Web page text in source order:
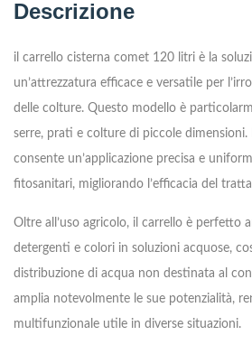
Descrizione
il carrello cisterna comet 120 litri è la
un’attrezzatura efficace e versatile per
delle colture. Questo modello è
serre, prati e colture di piccole dimensioni.
consente un’applicazione precisa e
fitosanitari, migliorando l’efficacia del
Oltre all’uso agricolo, il carrello è perfetto
detergenti e colori in soluzioni acquose,
distribuzione di acqua non destinata al
amplia notevolmente le sue potenzialità,
multifunzionale utile in diverse situazioni.